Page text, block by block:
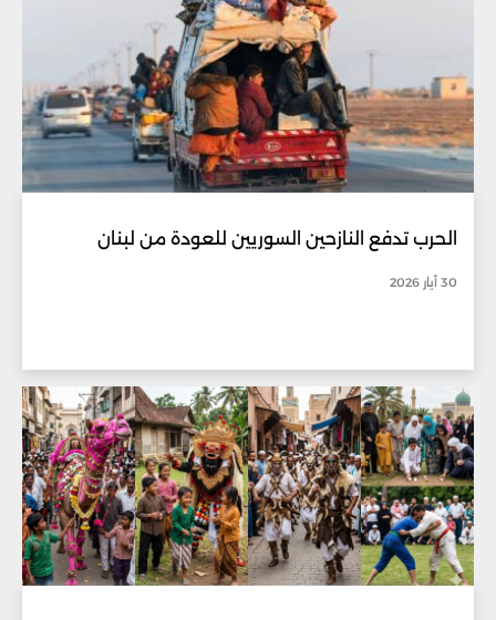
الحرب تدفع النازحين السوريين للعودة من لبنان
30 أيار 2026